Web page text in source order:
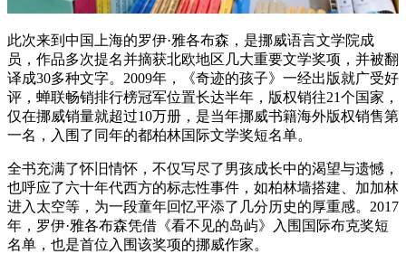
此次来到中国上海的罗伊·雅各布森，是挪威语言文学院成
员，作品多次提名并摘获北欧地区几大重要文学奖项，并被翻
译成30多种文字。2009年，《奇迹的孩子》一经出版就广受好
评，蝉联畅销排行榜冠军位置长达半年，版权销往21个国家，
仅在挪威销量就超过10万册，是当年挪威书籍海外版权销售第
一名，入围了同年的都柏林国际文学奖短名单。
全书充满了怀旧情怀，不仅写尽了男孩成长中的渴望与遗憾，
也呼应了六十年代西方的标志性事件，如柏林墙搭建、加加林
进入太空等，为一段童年回忆平添了几分历史的厚重感。2017
年，罗伊·雅各布森凭借《看不见的岛屿》入围国际布克奖短
名单，也是首位入围该奖项的挪威作家。